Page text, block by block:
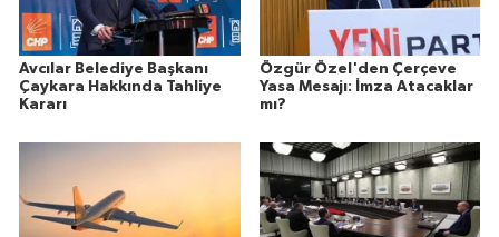
Avcılar Belediye Başkanı
Çaykara Hakkında Tahliye
Kararı
Özgür Özel'den Çerçeve
Yasa Mesajı: İmza Atacaklar
mı?